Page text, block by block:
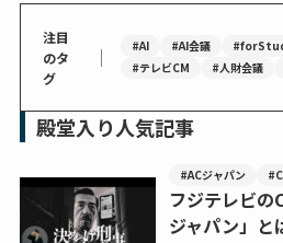
注目
のタ
グ
｜ #AI #AI会議
#テレビCM
#人財会議
殿堂入り人気記事
#ACジャパン
フジテレビの
ジャパン」と